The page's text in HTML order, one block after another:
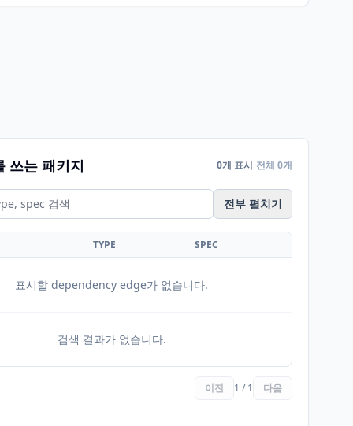
쓰는 패키지 0개 표시 전체 0개
전부 펼치기
TYPE SPEC
표시할 dependency edge가 없습니다.
검색 결과가 없습니다.
이전 1 / 1 다음